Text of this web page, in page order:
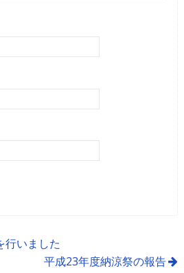
行いました
平成23年度納涼祭の報告